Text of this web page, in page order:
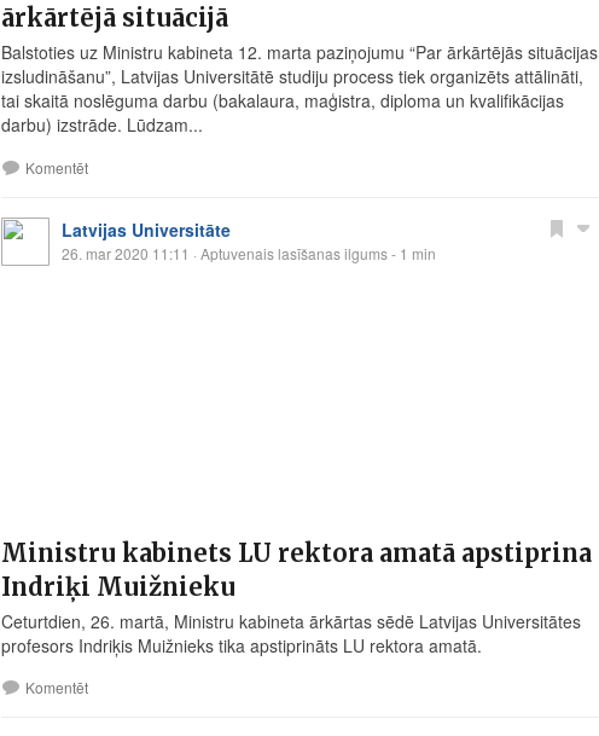
ārkārtējā situācijā
Balstoties uz Ministru kabineta 12. marta paziņojumu “Par ārkārtējās situācijas
izsludināšanu”, Latvijas Universitātē studiju process tiek organizēts attālināti,
tai skaitā noslēguma darbu (bakalaura, maģistra, diploma un kvalifikācijas
darbu) izstrāde. Lūdzam...
Komentēt
Latvijas Universitāte
26. mar 2020 11:11 · Aptuvenais lasīšanas ilgums - 1 min
Ministru kabinets LU rektora amatā apstiprina
Indriķi Muižnieku
Ceturtdien, 26. martā, Ministru kabineta ārkārtas sēdē Latvijas Universitātes
profesors Indriķis Muižnieks tika apstiprināts LU rektora amatā.
Komentēt